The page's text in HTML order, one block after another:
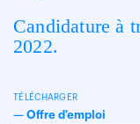
Candidature à
2022.
TÉLÉCHARGER
— Offre d'emploi